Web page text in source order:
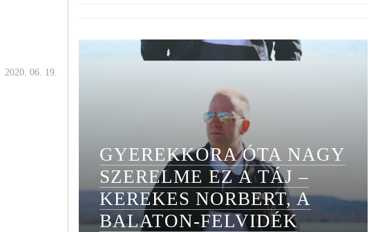
2020. 06. 19.
GYEREKKORA ÓTA NAGY
SZERELME EZ A TÁJ –
KEREKES NORBERT, A
BALATON-FELVIDÉK